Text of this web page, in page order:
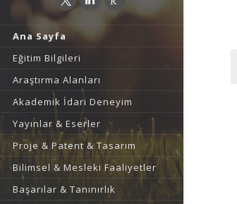
Ana Sayfa
Eğitim Bilgileri
Araştırma Alanları
Akademik İdari Deneyim
Yayınlar & Eserler
Proje & Patent & Tasarım
Bilimsel & Mesleki Faaliyetler
Başarılar & Tanınırlık